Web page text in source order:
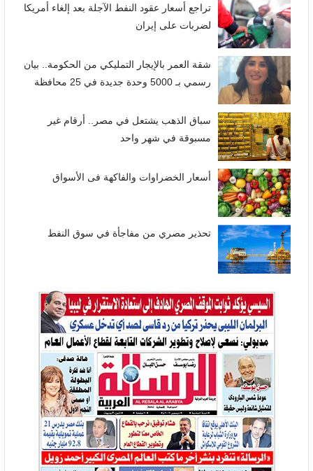
تراجع أسعار عقود النفط الآجلة بعد إلغاء أمريكا
لضربات على إيران
شقة العمر بالإيجار التمليكي من الحكومة.. بيان
رسمي بـ 5000 وحدة جديدة في 25 محافظة
سباق الذهب يشتعل في مصر.. أرقام غير
مسبوقة في شهر واحد
أسعار الخضراوات والفاكهة فى الأسواق
تحذير مصري من مفاجأة في سوق النفط